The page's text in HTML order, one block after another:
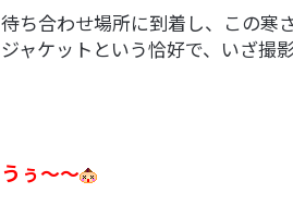
待ち合わせ場所に到着し、この寒
ジャケットという恰好で、いざ撮
うぅ～～